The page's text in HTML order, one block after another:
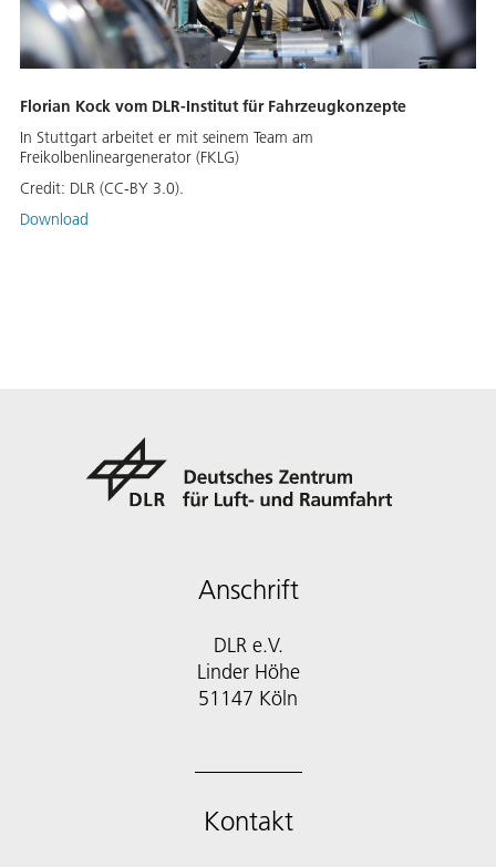
Florian Kock vom DLR-Institut für Fahrzeugkonzepte
In Stuttgart arbeitet er mit seinem Team am
Freikolbenlineargenerator (FKLG)
Credit: DLR (CC-BY 3.0).
Download
Anschrift
DLR e.V.
Linder Höhe
51147 Köln
Kontakt